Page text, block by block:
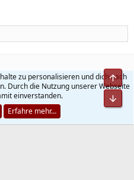
Datenschutz
2026 XenForo Ltd.
zu personalisieren und dich nach
Durch die Nutzung unserer Webseite
einverstanden.
Erfahre mehr…